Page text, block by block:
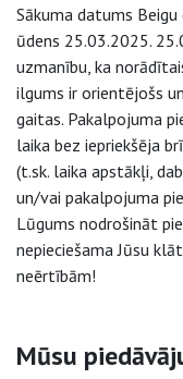
Sākuma datums
ūdens 25.03.2025.
uzmanību, ka
ilgums ir orientējošs
gaitas. Pakalpojuma
laika bez iepriekšēja
(t.sk. laika apstākļi,
un/vai pakalpojuma
Lūgums nodrošināt
nepieciešama Jūsu
neērtībām!
Sāna
Mūsu